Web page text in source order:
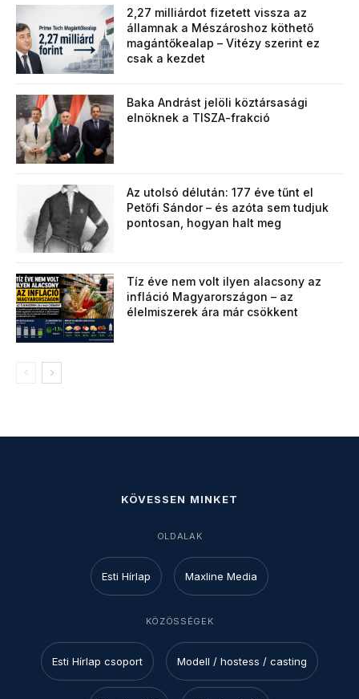
2,27 milliárdot fizetett vissza az
államnak a Mészároshoz köthető
magántőkealap – Vitézy szerint ez
csak a kezdet
Baka Andrást jelöli köztársasági
elnöknek a TISZA-frakció
Az utolsó délután: 177 éve tűnt el
Petőfi Sándor – és azóta sem tudjuk
pontosan, hogyan halt meg
Tíz éve nem volt ilyen alacsony az
infláció Magyarországon – az
élelmiszerek ára már csökkent
KÖVESSEN MINKET
OLDALAK
Esti Hírlap Maxline Media
KÖZÖSSÉGEK
Esti Hírlap csoport Modell / hostess / casting